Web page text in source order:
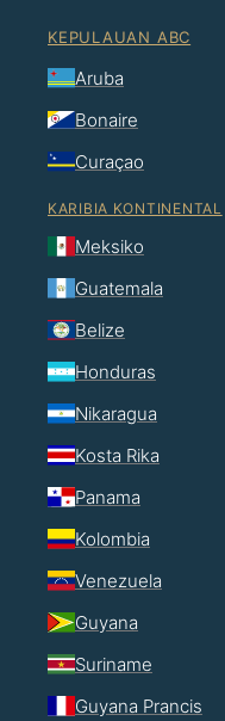
KEPULAUAN ABC
Aruba
Bonaire
Curaçao
KARIBIA KONTINENTAL
Meksiko
Guatemala
Belize
Honduras
Nikaragua
Kosta Rika
Panama
Kolombia
Venezuela
Guyana
Suriname
Guyana Prancis